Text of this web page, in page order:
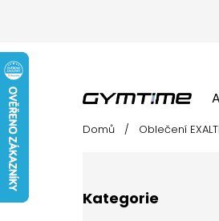
Akční nabídka
Domů / Oblečení
kategorie
Kategorie